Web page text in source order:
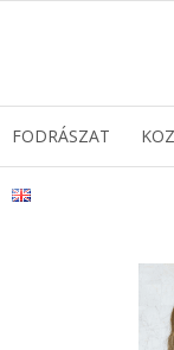
FODRÁSZAT